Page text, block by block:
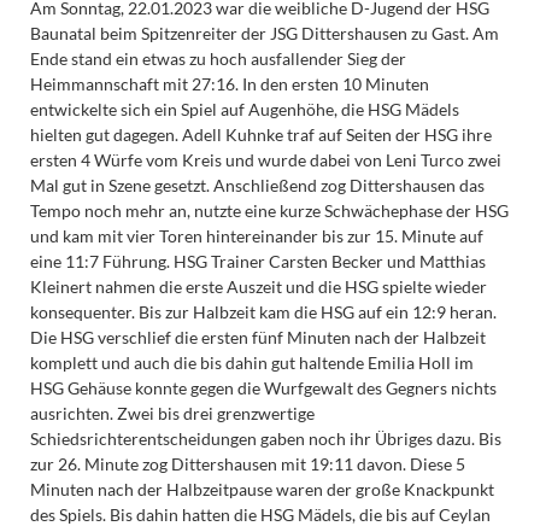
Am Sonntag, 22.01.2023 war die weibliche D-Jugend der HSG
Baunatal beim Spitzenreiter der JSG Dittershausen zu Gast. Am
Ende stand ein etwas zu hoch ausfallender Sieg der
Heimmannschaft mit 27:16. In den ersten 10 Minuten
entwickelte sich ein Spiel auf Augenhöhe, die HSG Mädels
hielten gut dagegen. Adell Kuhnke traf auf Seiten der HSG ihre
ersten 4 Würfe vom Kreis und wurde dabei von Leni Turco zwei
Mal gut in Szene gesetzt. Anschließend zog Dittershausen das
Tempo noch mehr an, nutzte eine kurze Schwächephase der HSG
und kam mit vier Toren hintereinander bis zur 15. Minute auf
eine 11:7 Führung. HSG Trainer Carsten Becker und Matthias
Kleinert nahmen die erste Auszeit und die HSG spielte wieder
konsequenter. Bis zur Halbzeit kam die HSG auf ein 12:9 heran.
Die HSG verschlief die ersten fünf Minuten nach der Halbzeit
komplett und auch die bis dahin gut haltende Emilia Holl im
HSG Gehäuse konnte gegen die Wurfgewalt des Gegners nichts
ausrichten. Zwei bis drei grenzwertige
Schiedsrichterentscheidungen gaben noch ihr Übriges dazu. Bis
zur 26. Minute zog Dittershausen mit 19:11 davon. Diese 5
Minuten nach der Halbzeitpause waren der große Knackpunkt
des Spiels. Bis dahin hatten die HSG Mädels, die bis auf Ceylan